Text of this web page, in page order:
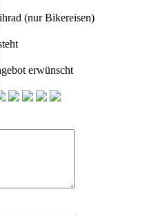
(nur Bikereisen)
erwünscht